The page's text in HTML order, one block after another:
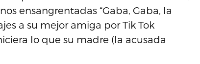
ensangrentadas “Gaba, Gaba, la
a su mejor amiga por Tik Tok
lo que su madre (la acusada